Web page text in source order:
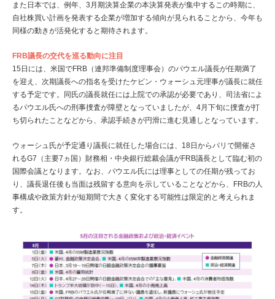
また日本では、例年、3月期決算企業の本決算発表が集中するこの時期に、
自社株買い計画を発表する企業が増加する傾向が見られることから、今年も
同様の動きが活発化すると期待されます。
FRB議長の交代を巡る動向に注目
15日には、米国でFRB（連邦準備制度理事会）のパウエル議長が任期満了
を迎え、次期議長への指名を受けたケビン・ウォーシュ元理事が議長に就任
する予定です。同氏の議長就任には上院での承認が必要であり、司法省によ
るパウエル氏への刑事捜査が障壁となっていましたが、4月下旬に捜査が打
ち切られたことなどから、承認手続きが円滑に進む見通しとなっています。
ウォーシュ氏が予定通り議長に就任した場合には、18日からパリで開催さ
れるG7（主要7ヵ国）財務相・中央銀行総裁会議がFRB議長として臨む初の
国際会議となります。なお、パウエル氏には理事としての任期が残ってお
り、議長退任後も当面は残留する意向を示していることなどから、FRBの人
事構成や政策方針が短期間で大きく変化する可能性は限定的と考えられま
す。